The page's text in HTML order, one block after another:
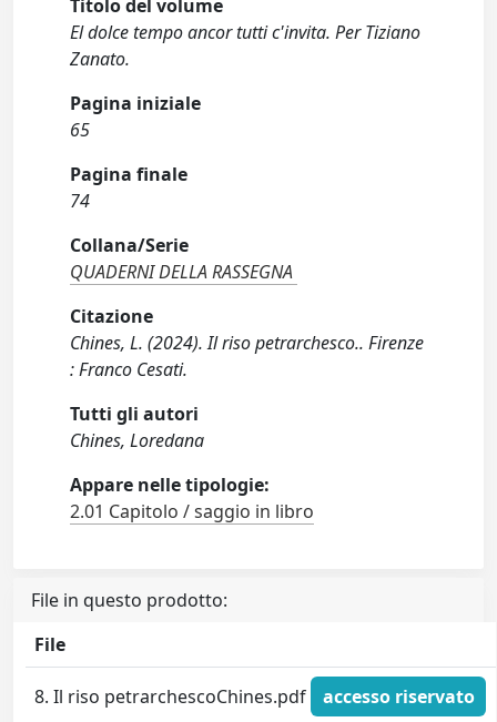
Titolo del volume
El dolce tempo ancor tutti c'invita. Per Tiziano
Zanato.
Pagina iniziale
65
Pagina finale
74
Collana/Serie
QUADERNI DELLA RASSEGNA
Citazione
Chines, L. (2024). Il riso petrarchesco.. Firenze
: Franco Cesati.
Tutti gli autori
Chines, Loredana
Appare nelle tipologie:
2.01 Capitolo / saggio in libro
File in questo prodotto:
File
8. Il riso petrarchescoChines.pdf
accesso riservato